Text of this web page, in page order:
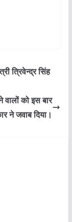
त्रिवेन्द्र सिंह
को इस बार
ने जवाब दिया।